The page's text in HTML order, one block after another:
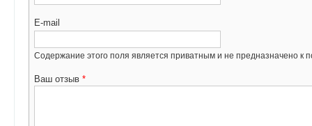
E-mail
Содержание этого поля является приватным и не предназначено к
Ваш отзыв *